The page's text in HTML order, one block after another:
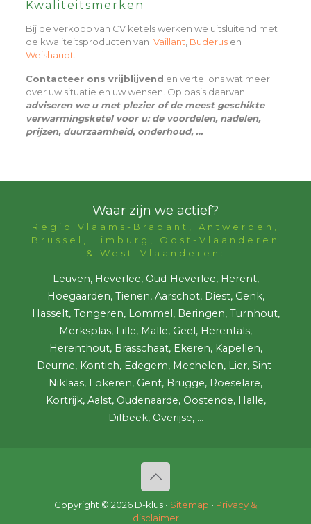
Kwaliteitsmerken
Bij de verkoop van CV ketels werken we uitsluitend met
de kwaliteitsproducten van Vaillant Buderusen
Weishaupt
Contacteer ons vrijblijvend en vertel ons wat meer
over uw situatie en uw wensen. Op basis daarvan
adviseren we u met plezier of de meest geschikte
verwarmingsketel voor u: de voordelen, nadelen,
prijzen, duurzaamheid, onderhoud, …
Waar zijn we actief?
Regio Vlaams-Brabant, Antwerpen,
Brussel, Limburg, Oost-Vlaanderen
& West-Vlaanderen:
Leuven, Heverlee, Oud-Heverlee, Herent,
Hoegaarden, Tienen, Aarschot, Diest, Genk,
Hasselt, Tongeren, Lommel, Beringen, Turnhout,
Merksplas, Lille, Malle, Geel, Herentals,
Herenthout, Brasschaat, Ekeren, Kapellen,
Deurne, Kontich, Edegem, Mechelen, Lier, Sint-
Niklaas, Lokeren, Gent, Brugge, Roeselare,
Kortrijk, Aalst, Oudenaarde, Oostende, Halle,
Dilbeek, Overijse, ...
Copyright © 2026 D-klus • Sitemap • Privacy &
disclaimer